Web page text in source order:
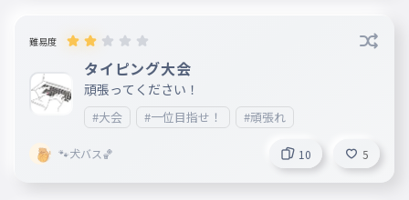
難易度
タイピング大会
頑張ってください！
#大会 #一位目指せ！ #頑張れ
🐾犬バス🏀 10 5